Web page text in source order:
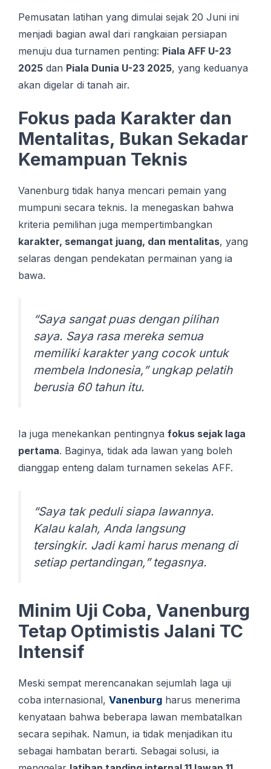
Pemusatan latihan yang dimulai sejak 20 Juni ini
menjadi bagian awal dari rangkaian persiapan
menuju dua turnamen penting: Piala AFF U-23
2025 dan Piala Dunia U-23 2025, yang keduanya
akan digelar di tanah air.
Fokus pada Karakter dan
Mentalitas, Bukan Sekadar
Kemampuan Teknis
Vanenburg tidak hanya mencari pemain yang
mumpuni secara teknis. Ia menegaskan bahwa
kriteria pemilihan juga mempertimbangkan
karakter, semangat juang, dan mentalitas, yang
selaras dengan pendekatan permainan yang ia
bawa.
“Saya sangat puas dengan pilihan
saya. Saya rasa mereka semua
memiliki karakter yang cocok untuk
membela Indonesia,” ungkap pelatih
berusia 60 tahun itu.
Ia juga menekankan pentingnya fokus sejak laga
pertama. Baginya, tidak ada lawan yang boleh
dianggap enteng dalam turnamen sekelas AFF.
“Saya tak peduli siapa lawannya.
Kalau kalah, Anda langsung
tersingkir. Jadi kami harus menang di
setiap pertandingan,” tegasnya.
Minim Uji Coba, Vanenburg
Tetap Optimistis Jalani TC
Intensif
Meski sempat merencanakan sejumlah laga uji
coba internasional, Vanenburg harus menerima
kenyataan bahwa beberapa lawan membatalkan
secara sepihak. Namun, ia tidak menjadikan itu
sebagai hambatan berarti. Sebagai solusi, ia